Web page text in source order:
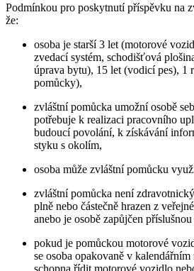
Podmínkou pro poskytnutí příspěvku na
že:
osoba je starší 3 let (motorové
zvedací systém, schodišťová
úprava bytu), 15 let (vodicí pes), 1
pomůcky),
zvláštní pomůcka umožní osobě
potřebuje k realizaci pracovního
budoucí povolání, k získávání
styku s okolím,
osoba může zvláštní pomůcku
zvláštní pomůcka není
plně nebo částečně hrazen z
anebo je osobě zapůjčen
pokud je pomůckou motorové
se osoba opakovaně v
schopna řídit motorové vozidlo